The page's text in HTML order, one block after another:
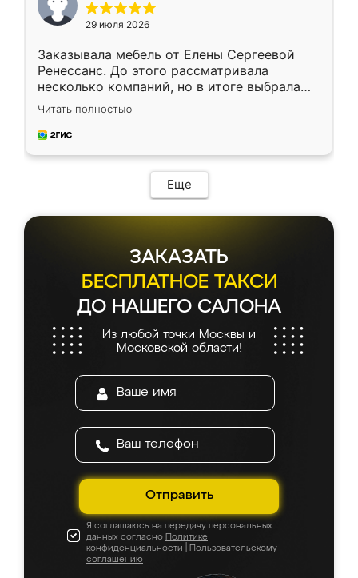
29 июля 2026
Заказывала мебель от Елены Сергеевой
Ренессанс. До этого рассматривала
несколько компаний, но в итоге выбрала
эту. Сначала обговорили условия, потом
приехал замерщик, всё спокойно объяснил
и снял размеры. Изготовили в срок, с
мебель сразу встала на свое место без
каких-либо доработок. Качеством осталась
довольна, все выглядит так, как и ожидала.
Читать полностью
Еще
ЗАКАЗАТЬ
БЕСПЛАТНОЕ ТАКСИ
ДО НАШЕГО САЛОНА
Из любой точки Москвы и
Московской области!
Отправить
Я соглашаюсь на передачу персональных
данных согласно Политике
конфиденциальности
Пользовательскому
соглашению